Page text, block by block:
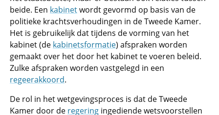
beide. Een kabinetwordt gevormd op basis van de
politieke krachtsverhoudingen in de Tweede Kamer.
Het is gebruikelijk dat tijdens de vorming van het
kabinet (de kabinetsformatie) afspraken worden
gemaakt over het door het kabinet te voeren beleid.
Zulke afspraken worden vastgelegd in een
regeerakkoord.
De rol in het wetgevingsproces is dat de Tweede
Kamer door de regering ingediende wetsvoorstellen